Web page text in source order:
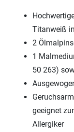
Titanweiß
2
1
50 263)
geeignet
Allergiker